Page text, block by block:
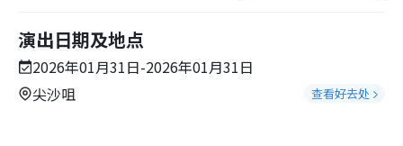
演出日期及地点
2026年01月31日-2026年01月31日
尖沙咀
查看好去处